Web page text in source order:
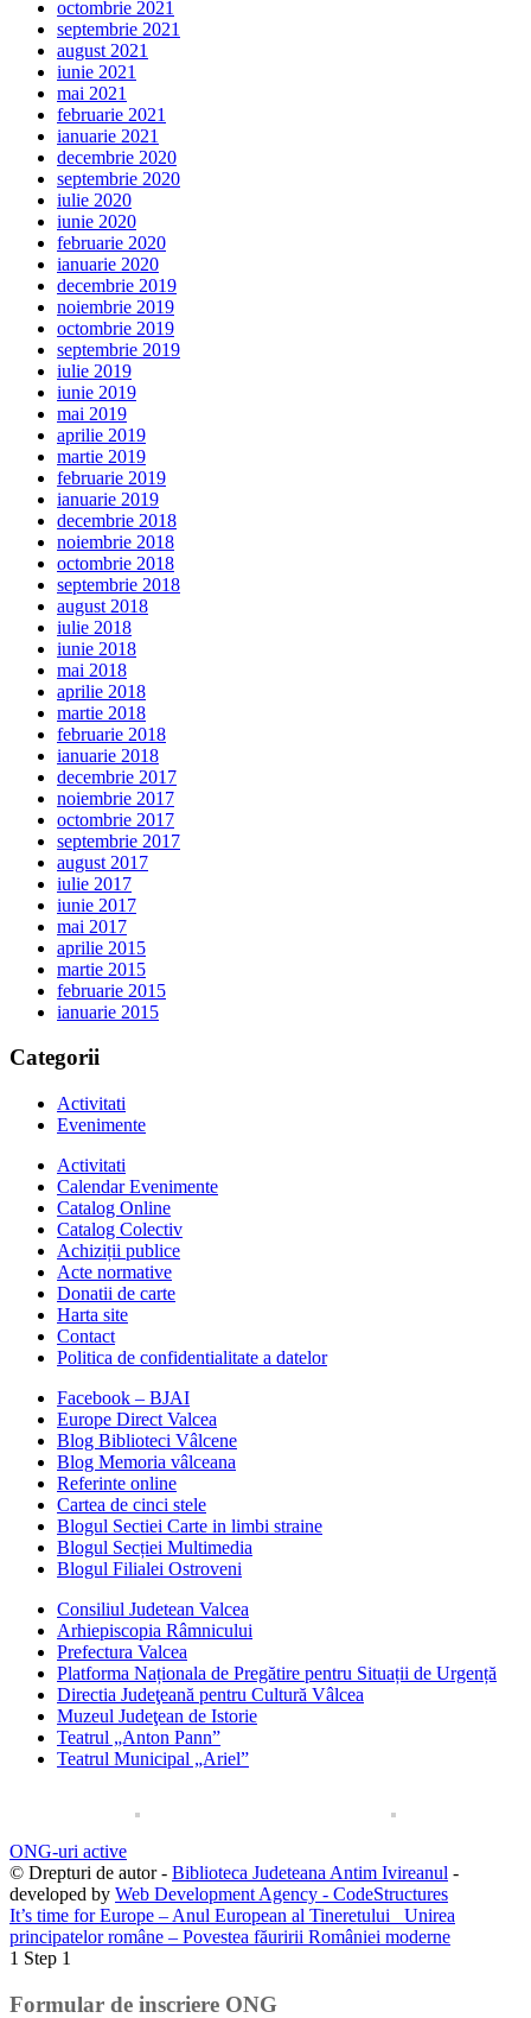
octombrie 2021
septembrie 2021
august 2021
iunie 2021
mai 2021
februarie 2021
ianuarie 2021
decembrie 2020
septembrie 2020
iulie 2020
iunie 2020
februarie 2020
ianuarie 2020
decembrie 2019
noiembrie 2019
octombrie 2019
septembrie 2019
iulie 2019
iunie 2019
mai 2019
aprilie 2019
martie 2019
februarie 2019
ianuarie 2019
decembrie 2018
noiembrie 2018
octombrie 2018
septembrie 2018
august 2018
iulie 2018
iunie 2018
mai 2018
aprilie 2018
martie 2018
februarie 2018
ianuarie 2018
decembrie 2017
noiembrie 2017
octombrie 2017
septembrie 2017
august 2017
iulie 2017
iunie 2017
mai 2017
aprilie 2015
martie 2015
februarie 2015
ianuarie 2015
Categorii
Activitati
Evenimente
Activitati
Calendar Evenimente
Catalog Online
Catalog Colectiv
Achiziții publice
Acte normative
Donatii de carte
Harta site
Contact
Politica de confidentialitate a datelor
Facebook – BJAI
Europe Direct Valcea
Blog Biblioteci Vâlcene
Blog Memoria vâlceana
Referinte online
Cartea de cinci stele
Blogul Sectiei Carte in limbi straine
Blogul Secției Multimedia
Blogul Filialei Ostroveni
Consiliul Judetean Valcea
Arhiepiscopia Râmnicului
Prefectura Valcea
Platforma Naționala de Pregătire pentru Situații de Urgență
Directia Judeţeană pentru Cultură Vâlcea
Muzeul Judeţean de Istorie
Teatrul „Anton Pann”
Teatrul Municipal „Ariel”
ONG-uri active
© Drepturi de autor - Biblioteca Judeteana Antim Ivireanul -
developed by Web Development Agency - CodeStructures
It’s time for Europe – Anul European al Tineretului
Unirea
principatelor române – Povestea făuririi României moderne
1 Step 1
Formular de inscriere ONG